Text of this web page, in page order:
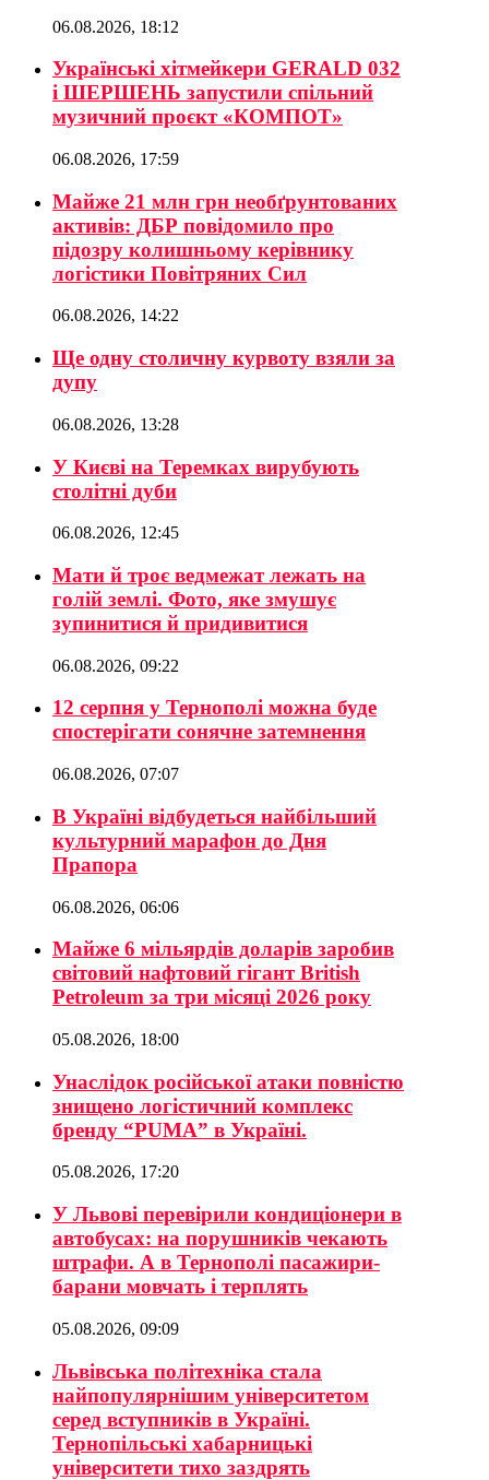
06.08.2026, 18:12
Українські хітмейкери GERALD 032
і ШЕРШЕНЬ запустили спільний
музичний проєкт «КОМПОТ»
06.08.2026, 17:59
Майже 21 млн грн необґрунтованих
активів: ДБР повідомило про
підозру колишньому керівнику
логістики Повітряних Сил
06.08.2026, 14:22
Ще одну столичну курвоту взяли за
дупу
06.08.2026, 13:28
У Києві на Теремках вирубують
столітні дуби
06.08.2026, 12:45
Мати й троє ведмежат лежать на
голій землі. Фото, яке змушує
зупинитися й придивитися
06.08.2026, 09:22
12 серпня у Тернополі можна буде
спостерігати сонячне затемнення
06.08.2026, 07:07
В Україні відбудеться найбільший
культурний марафон до Дня
Прапора
06.08.2026, 06:06
Майже 6 мільярдів доларів заробив
світовий нафтовий гігант British
Petroleum за три місяці 2026 року
05.08.2026, 18:00
Унаслідок російської атаки повністю
знищено логістичний комплекс
бренду “PUMA” в Україні.
05.08.2026, 17:20
У Львові перевірили кондиціонери в
автобусах: на порушників чекають
штрафи. А в Тернополі пасажири-
барани мовчать і терплять
05.08.2026, 09:09
Львівська політехніка стала
найпопулярнішим університетом
серед вступників в Україні.
Тернопільські хабарницькі
університети тихо заздрять